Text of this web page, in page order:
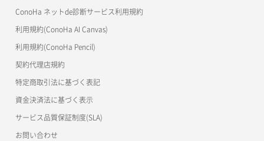
ConoHa ネットde診断サービス利用規約
利用規約(ConoHa AI Canvas)
利用規約(ConoHa Pencil)
契約代理店規約
特定商取引法に基づく表記
資金決済法に基づく表示
サービス品質保証制度(SLA)
お問い合わせ